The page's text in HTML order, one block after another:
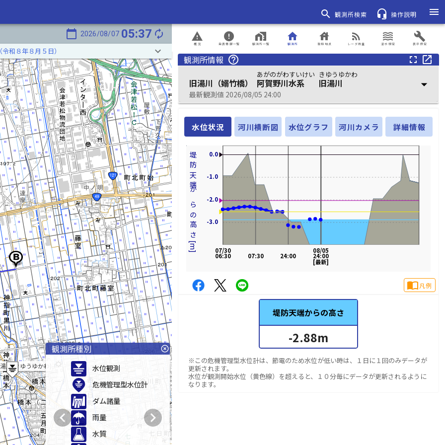
search 観測所検索 headset_mic 操作説明
menu
calendar_today 2026/08/07 05:37 autorenew
川(きゆうゆかわ)
和８年８月５日） keyboard_arrow_down
観測所種別 highlight_off
水位観測
危機管理型水位計
ダム諸量
雨量
水質
chevron_left chevron_right
概況
report_problem
発表情報一覧
error
観測所一覧
home_work
観測所
home
登録地点
house
レーダ雨量
rss_feed
浸水想定
waves
表示設定
build
観測所情報 help_outline fullscreen open_in_new
旧湯川（嫋竹橋）
あがのがわすいけい
阿賀野川水系
きゆうゆかわ
旧湯川
最新観測値 2026/08/05 24:00
arrow_drop_down
水位状況 河川横断図 水位グラフ 河川カメラ 詳細情報
堤防天端からの高さ[m] -3.0
-2.0
-1.0
0.0
08/05
24:00
[最新]
24:00
07:30
07/30
06:30
import_contacts凡例
堤防天端からの高さ
-2.88m
※この危機管理型水位計は、節電のため水位が低い時は、１日に１回のみデータが
更新されます。
水位が観測開始水位（黄色線）を超えると、１０分毎にデータが更新されるように
なります。